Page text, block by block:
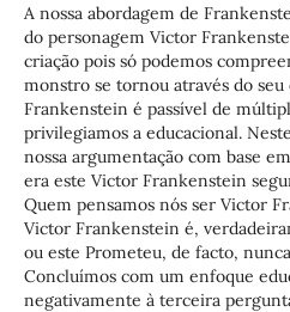
A nossa abordagem de
do personagem Victor
criação pois só podemos
monstro se tornou através do
Frankenstein é passível de
privilegiamos a educacional.
nossa argumentação com base
era este Victor Frankenstein
Quem pensamos nós ser Victor
Victor Frankenstein é,
ou este Prometeu, de facto,
Concluímos com um enfoque
negativamente à terceira